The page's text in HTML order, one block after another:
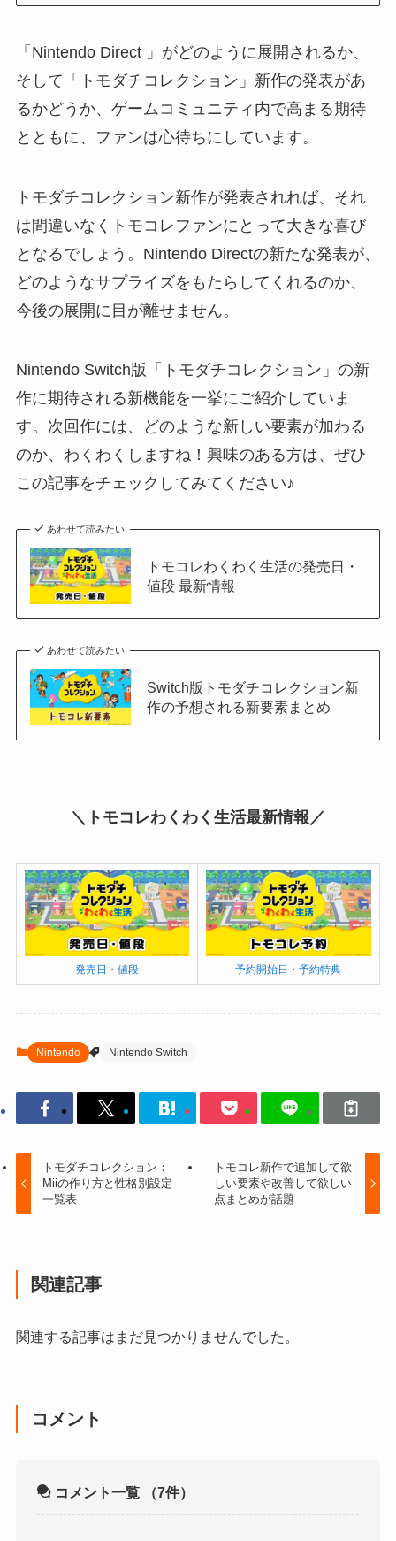
「Nintendo Direct 」がどのように展開されるか、
そして「トモダチコレクション」新作の発表があ
るかどうか、ゲームコミュニティ内で高まる期待
とともに、ファンは心待ちにしています。
トモダチコレクション新作が発表されれば、それ
は間違いなくトモコレファンにとって大きな喜び
となるでしょう。Nintendo Directの新たな発表が、
どのようなサプライズをもたらしてくれるのか、
今後の展開に目が離せません。
Nintendo Switch版「トモダチコレクション」の新
作に期待される新機能を一挙にご紹介していま
す。次回作には、どのような新しい要素が加わる
のか、わくわくしますね！興味のある方は、ぜひ
この記事をチェックしてみてください♪
あわせて読みたい
トモコレわくわく生活の発売日・
値段 最新情報
あわせて読みたい
Switch版トモダチコレクション新
作の予想される新要素まとめ
＼トモコレわくわく生活最新情報／
発売日・値段 予約開始日・予約特典
Nintendo Nintendo Switch
トモダチコレクション：
Miiの作り方と性格別設定
一覧表
トモコレ新作で追加して欲
しい要素や改善して欲しい
点まとめが話題
関連記事
関連する記事はまだ見つかりませんでした。
コメント
コメント一覧 （7件）